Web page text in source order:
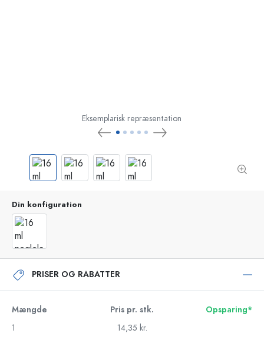
Eksemplarisk repræsentation
Din konfiguration
PRISER OG RABATTER
Mængde Pris pr. stk.
Opsparing*
1
14,35 kr.